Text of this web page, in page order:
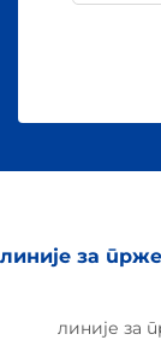
линије за
линије за